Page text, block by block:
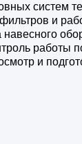
систем
и
работы
и